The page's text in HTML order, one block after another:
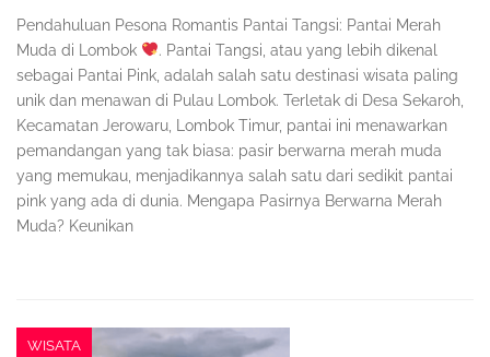
Pendahuluan Pesona Romantis Pantai Tangsi: Pantai Merah
Muda di Lombok
. Pantai Tangsi, atau yang lebih dikenal
sebagai Pantai Pink, adalah salah satu destinasi wisata paling
unik dan menawan di Pulau Lombok. Terletak di Desa Sekaroh,
Kecamatan Jerowaru, Lombok Timur, pantai ini menawarkan
pemandangan yang tak biasa: pasir berwarna merah muda
yang memukau, menjadikannya salah satu dari sedikit pantai
pink yang ada di dunia. Mengapa Pasirnya Berwarna Merah
Muda? Keunikan
WISATA